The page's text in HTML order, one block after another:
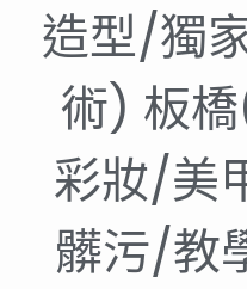
造型/獨
術) 板
彩妝/美
髒污/教